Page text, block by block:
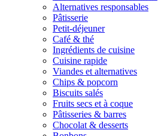
Alternatives responsables
Pâtisserie
Petit-déjeuner
Café & thé
Ingrédients de cuisine
Cuisine rapide
Viandes et alternatives
Chips & popcorn
Biscuits salés
Fruits secs et à coque
Pâtisseries & barres
Chocolat & desserts